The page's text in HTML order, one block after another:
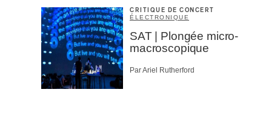
CRITIQUE DE CONCERT
ÉLECTRONIQUE
SAT | Plongée micro-
macroscopique
Par Ariel Rutherford